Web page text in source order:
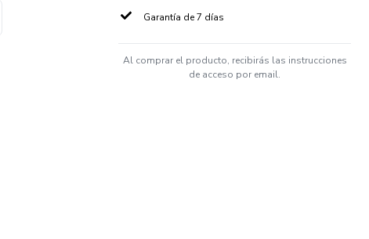
Garantía de 7 días
Al comprar el producto, recibirás las instrucciones
de acceso por email.